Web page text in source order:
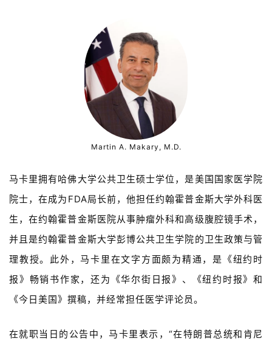
Martin A. Makary, M.D.
马卡里拥有哈佛大学公共卫生硕士学位，是美国国家医学院
院士，在成为FDA局长前，他担任约翰霍普金斯大学外科医
生，在约翰霍普金斯医院从事肿瘤外科和高级腹腔镜手术，
并且是约翰霍普金斯大学彭博公共卫生学院的卫生政策与管
理教授。此外，马卡里在文字方面颇为精通，是《纽约时
报》畅销书作家，还为《华尔街日报》、《纽约时报》和
《今日美国》撰稿，并经常担任医学评论员。
在就职当日的公告中，马卡里表示，“在特朗普总统和肯尼